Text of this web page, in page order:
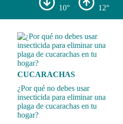
10° 12°
CUCARACHAS
¿Por qué no debes usar
insecticida para eliminar una
plaga de cucarachas en tu
hogar?